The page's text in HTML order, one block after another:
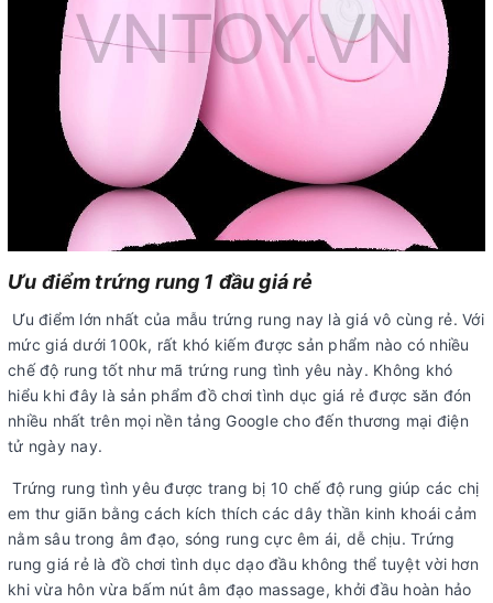
Ưu điểm trứng rung 1 đầu giá rẻ
Ưu điểm lớn nhất của mẫu trứng rung nay là giá vô cùng rẻ. Với
mức giá dưới 100k, rất khó kiếm được sản phẩm nào có nhiều
chế độ rung tốt như mã trứng rung tình yêu này. Không khó
hiểu khi đây là sản phẩm đồ chơi tình dục giá rẻ được săn đón
nhiều nhất trên mọi nền tảng Google cho đến thương mại điện
tử ngày nay.
Trứng rung tình yêu được trang bị 10 chế độ rung giúp các chị
em thư giãn bằng cách kích thích các dây thần kinh khoái cảm
nằm sâu trong âm đạo, sóng rung cực êm ái, dễ chịu. Trứng
rung giá rẻ là đồ chơi tình dục dạo đầu không thể tuyệt vời hơn
khi vừa hôn vừa bấm nút âm đạo massage, khởi đầu hoàn hảo